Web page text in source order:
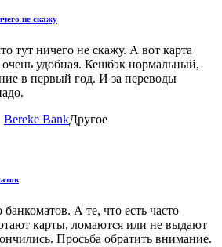
не скажу
тут ничего не скажу. А вот карта
удобная. Кешбэк нормальный,
в первый год. И за переводы
Bereke BankДругое
А те, что есть часто
карты, ломаются или не выдают
Просьба обратить внимание.